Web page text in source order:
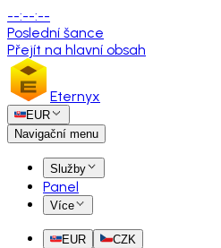
--:--:--
Poslední šance
Přejít na hlavní obsah
Eternyx
EUR
Navigační menu
Služby
Panel
Více
EUR CZK